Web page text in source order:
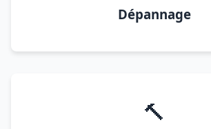
Dépannage
🔨